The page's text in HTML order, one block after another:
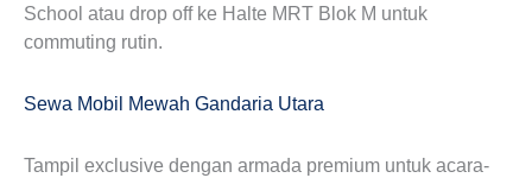
School atau drop off ke Halte MRT Blok M untuk
commuting rutin.
Sewa Mobil Mewah Gandaria Utara
Tampil exclusive dengan armada premium untuk acara-